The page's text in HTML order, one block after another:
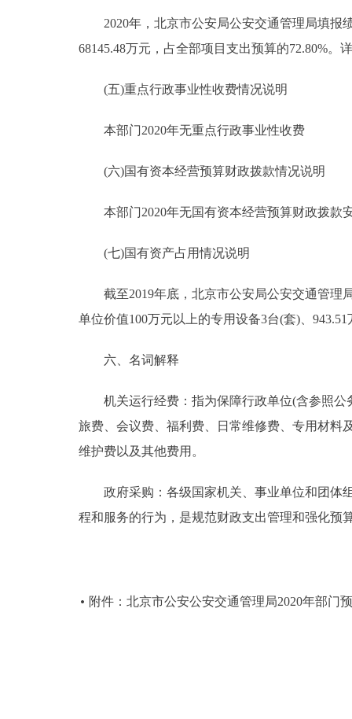
2020年，北京市公安局公安交通管理局填报绩
68145.48万元，占全部项目支出预算的72.80%。
(五)重点行政事业性收费情况说明
本部门2020年无重点行政事业性收费
(六)国有资本经营预算财政拨款情况说明
本部门2020年无国有资本经营预算财政拨款
(七)国有资产占用情况说明
截至2019年底，北京市公安局公安交通管理局
单位价值100万元以上的专用设备3台(套)、943.51
六、名词解释
机关运行经费：指为保障行政单位(含参照公
旅费、会议费、福利费、日常维修费、专用材料
维护费以及其他费用。
政府采购：各级国家机关、事业单位和团体组
程和服务的行为，是规范财政支出管理和强化预
附件：北京市公安公安交通管理局2020年部门